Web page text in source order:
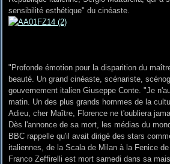
sensibilité esthétique" du cinéaste.
"Profonde émotion pour la disparition du
beauté. Un grand cinéaste, scénariste,
gouvernement italien Giuseppe Conte. "Je
matin. Un des plus grands hommes de la
Adieu, cher Maître, Florence ne t'oubliera
Dès l'annonce de sa mort, les médias du
BBC rappelle qu'il avait dirigé des stars
italiennes, de la Scala de Milan à la Fenice
Franco Zeffirelli est mort samedi dans sa